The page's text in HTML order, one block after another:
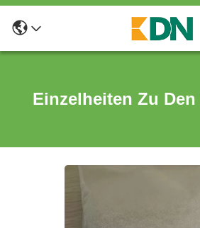
Einzelheiten Zu